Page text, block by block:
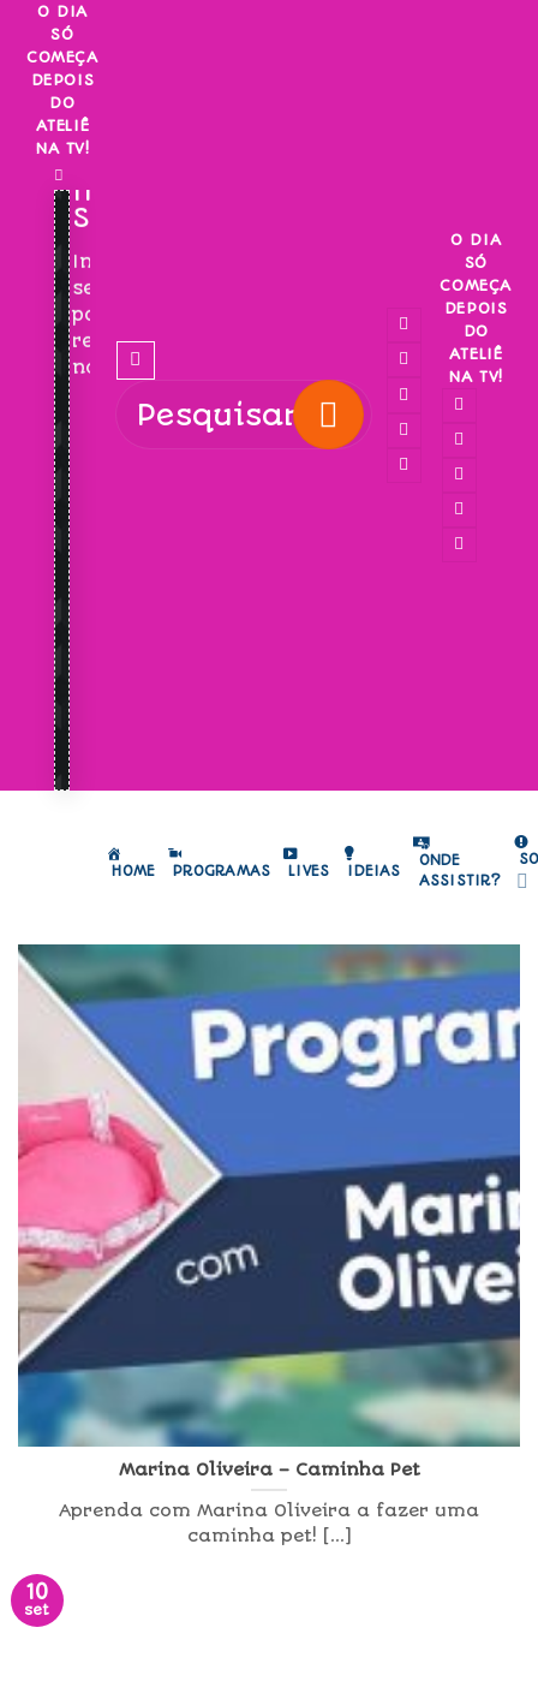
Skip
content
O DIA
SÓ
COMEÇA
DEPOIS
DO
ATELIÊ
NA TV!
INSCREVA-
SE!
Inscreva-
se
para
receber
novidades!
O DIA
SÓ
COMEÇA
DEPOIS
DO
ATELIÊ
NA TV!
HOME PROGRAMAS LIVES IDEIAS
ONDE
ASSISTIR?
Marina Oliveira – Caminha Pet
Aprenda com Marina Oliveira a fazer uma
caminha pet! [...]
10
set